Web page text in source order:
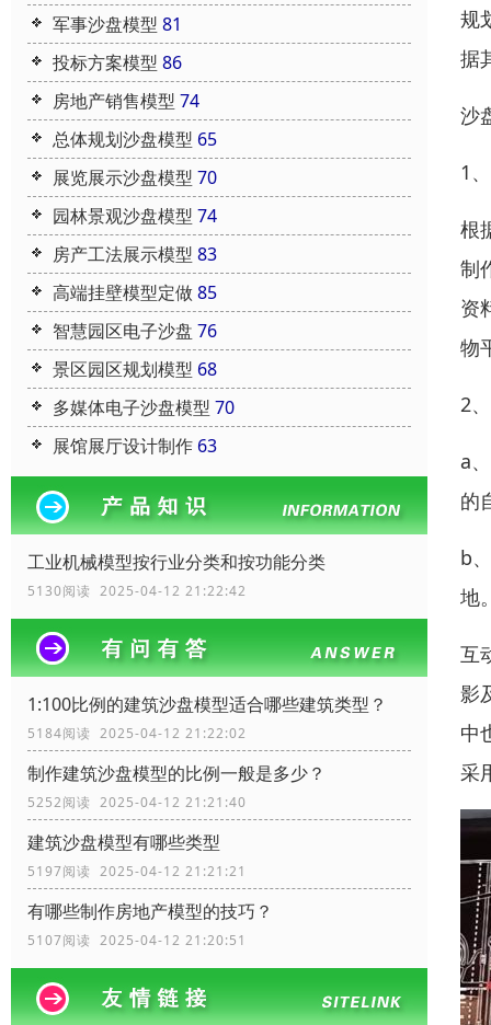
军事沙盘模型 81
投标方案模型 86
房地产销售模型 74
总体规划沙盘模型 65
展览展示沙盘模型 70
园林景观沙盘模型 74
房产工法展示模型 83
高端挂壁模型定做85
智慧园区电子沙盘 76
景区园区规划模型 68
多媒体电子沙盘模型 70
展馆展厅设计制作 63
工业机械模型按行业分类和按功能分类
5130阅读 2025-04-12 21:22:42
1:100比例的建筑沙盘模型适合哪些建筑类型？
5184阅读 2025-04-12 21:22:02
制作建筑沙盘模型的比例一般是多少？
5252阅读 2025-04-12 21:21:40
建筑沙盘模型有哪些类型
5197阅读 2025-04-12 21:21:21
有哪些制作房地产模型的技巧？
5107阅读 2025-04-12 21:20:51
规
据
沙
1
根
制
资
物
2
a
的
b
地
互
影
中
采